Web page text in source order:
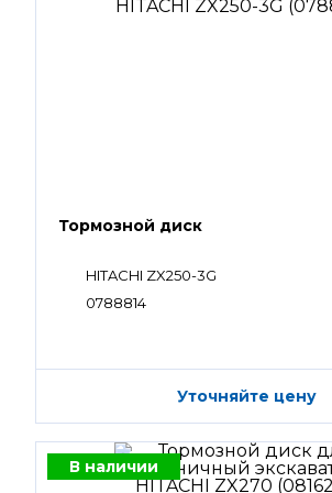
Тормозной диск
HITACHI ZX250-3G
0788814
Уточняйте цену
В наличии